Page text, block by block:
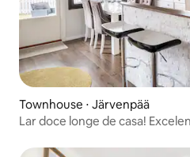
Townhouse ⋅ Järvenpää
Lar doce longe de casa!